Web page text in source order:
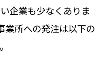
企業も少なくありま
業所への発注は以下の